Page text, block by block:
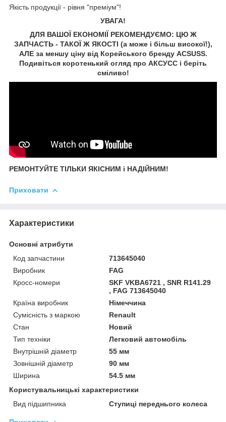
Якість продукції - рівня "преміум"!
УВАГА!
ДЛЯ ВАШОЇ ЕКОНОМІЇ РЕКОМЕНДУЄМО: ЦЮ Ж
ЗАПЧАСТЬ - ТАКОЇ Ж ЯКОСТІ (а може і більш високої!),
АЛЕ за меншу ціну від Корейського бренду ACSUSS.
Подивіться коротенький огляд про АКСУCC і беріть
сміливо!
РЕМОНТУЙТЕ ТІЛЬКИ ЯКІСНИМ і НАДІЙНИМ!
Приховати
Характеристики
Основні атрибути
Код запчастини
713645040
Виробник
FAG
Кросс-номери
SKF VKBA6721 , SNR R141.29
, FAG 713645040
Країна виробник
Німеччина
Сумісність з маркою
Renault
Стан
Новий
Тип техніки
Легковий автомобіль
Внутрішній діаметр
55 мм
Зовнішній діаметр
90 мм
Ширина
54.5 мм
Користувальницькі характеристики
Вид підшипника
Ступиці переднього колеса